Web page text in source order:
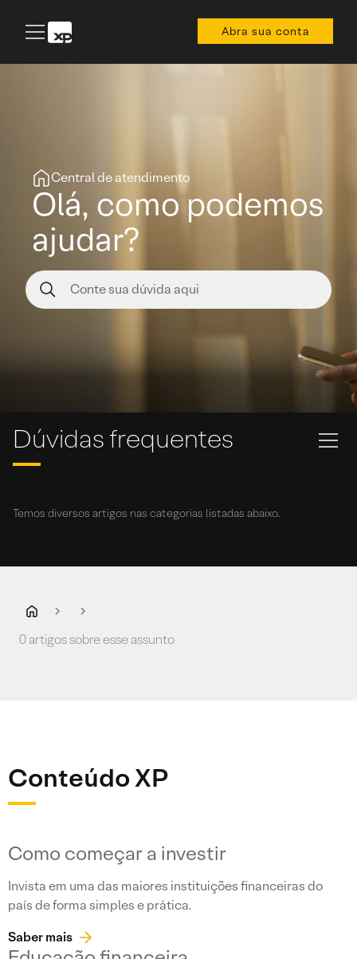
Abra sua conta
Central de atendimento
Olá, como podemos
ajudar?
Dúvidas frequentes
Temos diversos artigos nas categorias listadas abaixo.
0 artigos sobre esse assunto
Conteúdo XP
Como começar a investir
Invista em uma das maiores instituições financeiras do
país de forma simples e prática.
Saber mais